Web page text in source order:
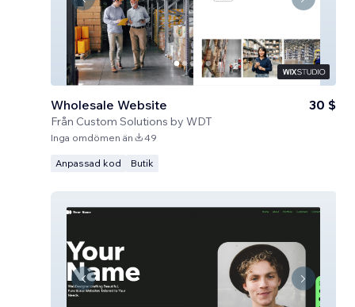
Wholesale Website
Från Custom Solutions by WDT
30 $
Inga omdömen än 49
Anpassad kod Butik